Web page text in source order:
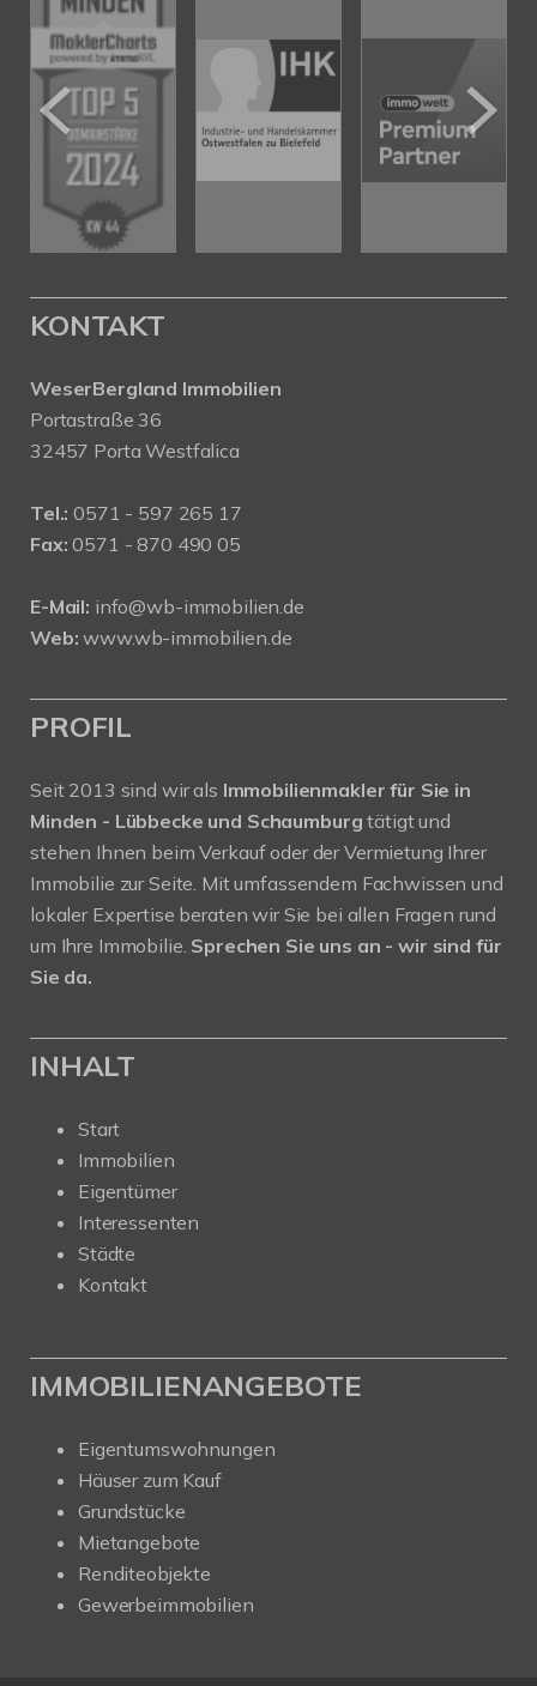
KONTAKT
WeserBergland Immobilien
Portastraße 36
32457 Porta Westfalica
Tel.: 0571 - 597 265 17
Fax: 0571 - 870 490 05
E-Mail: info@wb-immobilien.de
Web: www.wb-immobilien.de
PROFIL
Seit 2013 sind wir als Immobilienmakler für Sie in
Minden - Lübbecke und Schaumburgtätigt und
stehen Ihnen beim Verkauf oder der Vermietung Ihrer
Immobilie zur Seite. Mit umfassendem Fachwissen und
lokaler Expertise beraten wir Sie bei allen Fragen rund
um Ihre Immobilie. Sprechen Sie uns an - wir sind für
Sie da.
INHALT
Start
Immobilien
Eigentümer
Interessenten
Städte
Kontakt
IMMOBILIENANGEBOTE
Eigentumswohnungen
Häuser zum Kauf
Grundstücke
Mietangebote
Renditeobjekte
Gewerbeimmobilien